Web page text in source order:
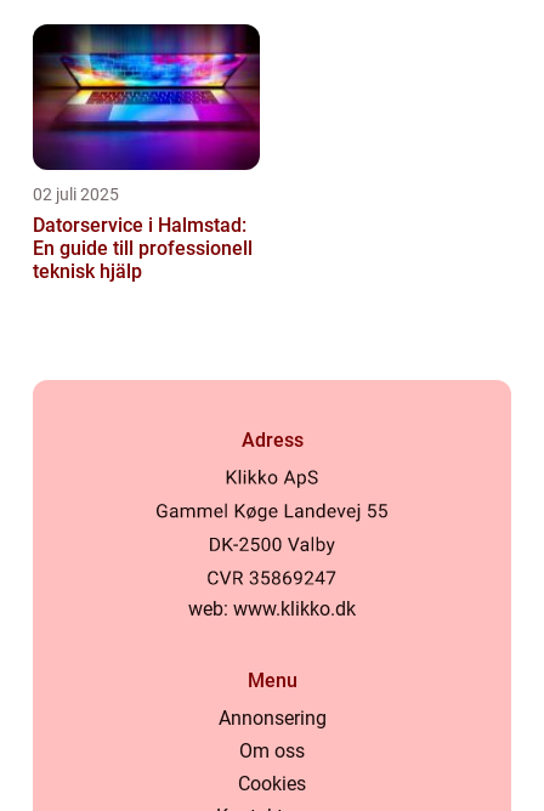
02 juli 2025
Datorservice i Halmstad:
En guide till professionell
teknisk hjälp
Adress
web: www.klikko.dk
Menu
Annonsering
Om oss
Cookies